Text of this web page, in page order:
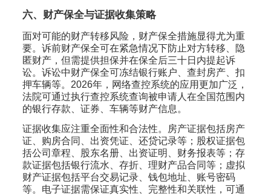
六、财产保全与证据收集策略
面对可能的财产转移风险，财产保全措施显得尤为重
要。诉前财产保全可在紧急情况下防止对方转移、隐
匿财产，但需提供担保并在保全后三十日内提起诉
讼。诉讼中财产保全可冻结银行账户、查封房产、扣
押车辆等。2026年，网络查控系统的应用更加广泛，
法院可通过执行查控系统查询被申请人在全国范围内
的银行存款、证券、车辆等财产信息。
证据收集应注重全面性和合法性。房产证据包括房产
证、购房合同、出资凭证、还贷记录等；股权证据包
括公司章程、股东名册、出资证明、财务报表等；存
款证据包括银行流水、存折、理财产品合同等；虚拟
财产证据包括平台交易记录、钱包地址、账号密码
等。电子证据需保证真实性、完整性和关联性，可通